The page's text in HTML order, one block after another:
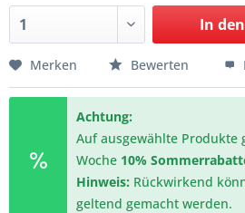
In den
Merken Bewerten
Achtung:
Auf ausgewählte Produkte
Woche 10%
Hinweis: Rückwirkend
geltend gemacht werden.